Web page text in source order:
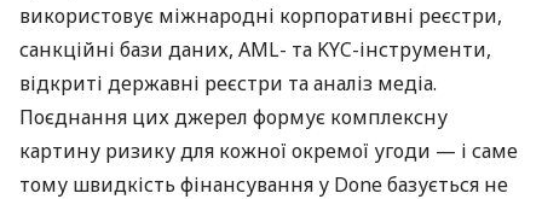
використовує міжнародні корпоративні реєстри,
санкційні бази даних, AML- та KYC-інструменти,
відкриті державні реєстри та аналіз медіа.
Поєднання цих джерел формує комплексну
картину ризику для кожної окремої угоди — і саме
тому швидкість фінансування у Done базується не